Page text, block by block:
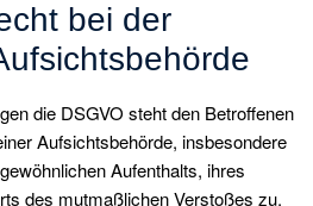
bei der
die DSGVO steht den Betroffenen
Aufsichtsbehörde, insbesondere
Aufenthalts, ihres
des mutmaßlichen Verstoßes zu.